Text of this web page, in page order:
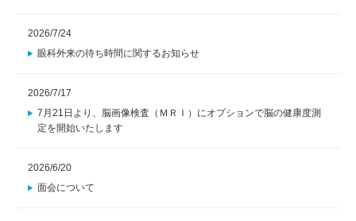
2026/7/24
眼科外来の待ち時間に関するお知らせ
2026/7/17
7月21日より、脳画像検査（ＭＲＩ）にオプションで脳の健康度測
定を開始いたします
2026/6/20
面会について